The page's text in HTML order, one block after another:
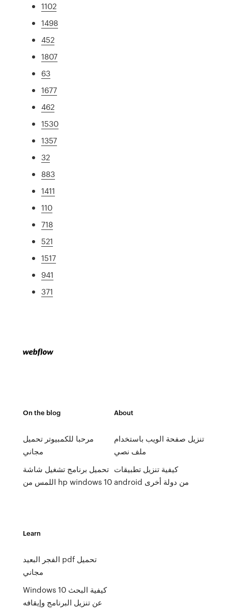
1102
1498
452
1807
63
1677
462
1530
1357
32
883
1411
110
718
521
1517
941
371
On the blog
مرحبا للكمبيوتر تحميل
مجاني
تحميل برنامج تشغيل شاشة
اللمس من hp windows 10
About
تنزيل صفحة الويب باستخدام
ملف نصي
كيفية تنزيل تطبيقات
android من دولة أخرى
Learn
الفجر البعيد pdf تحميل
مجاني
Windows 10 كيفية البحث
عن تنزيل البرنامج وإيقافه